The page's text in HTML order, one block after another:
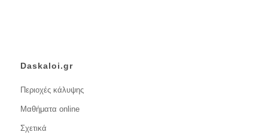
Daskaloi.gr
Περιοχές κάλυψης
Μαθήματα online
Σχετικά